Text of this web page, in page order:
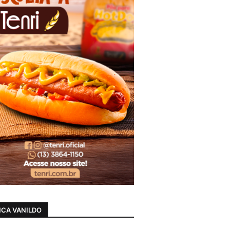
VANILDO